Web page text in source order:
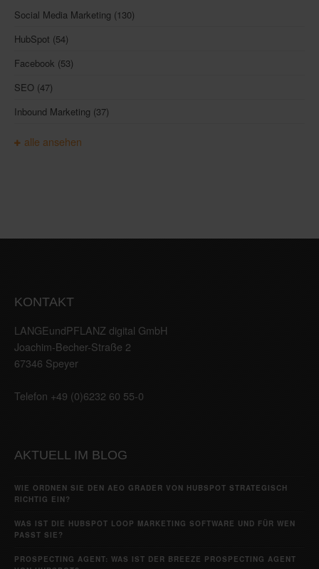
Social Media Marketing (130)
HubSpot (54)
Facebook (53)
SEO (47)
Inbound Marketing (37)
alle ansehen
KONTAKT
LANGEundPFLANZ digital GmbH
Joachim-Becher-Straße 2
67346 Speyer
Telefon +49 (0)6232 60 55-0
AKTUELL IM BLOG
WIE ORDNEN SIE DEN AEO GRADER VON HUBSPOT STRATEGISCH
RICHTIG EIN?
WAS IST DIE HUBSPOT LOOP MARKETING SOFTWARE UND FÜR WEN
PASST SIE?
PROSPECTING AGENT: WAS IST DER BREEZE PROSPECTING AGENT